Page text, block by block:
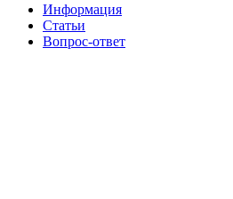
Информация
Статьи
Вопрос-ответ